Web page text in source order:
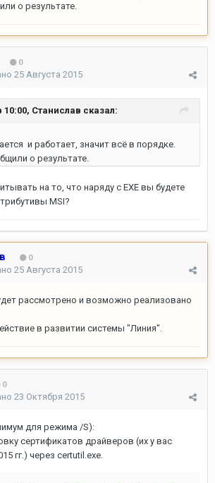
о результате.
0
25 Августа 2015
10:00, Станислав сказал:
и работает, значит всё в порядке.
о результате.
на то, что наряду с EXE вы будете
MSI?
0
25 Августа 2015
рассмотрено и возможно реализовано
в развитии системы "Линия".
0
23 Октября 2015
для режима /S):
сертификатов драйверов (их у вас
гг.) через certutil.exe.